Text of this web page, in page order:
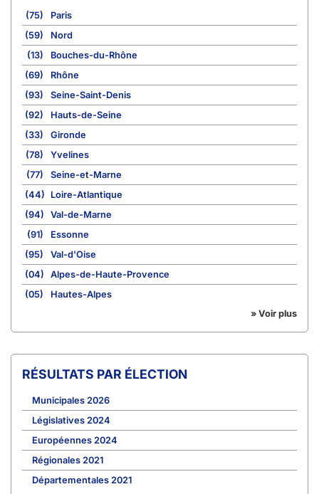
(75)
Paris
(59)
Nord
(13)
Bouches-du-Rhône
(69)
Rhône
(93)
Seine-Saint-Denis
(92)
Hauts-de-Seine
(33)
Gironde
(78)
Yvelines
(77)
Seine-et-Marne
(44)
Loire-Atlantique
(94)
Val-de-Marne
(91)
Essonne
(95)
Val-d'Oise
(04)
Alpes-de-Haute-Provence
(05)
Hautes-Alpes
» Voir plus
RÉSULTATS PAR ÉLECTION
Municipales 2026
Législatives 2024
Européennes 2024
Régionales 2021
Départementales 2021